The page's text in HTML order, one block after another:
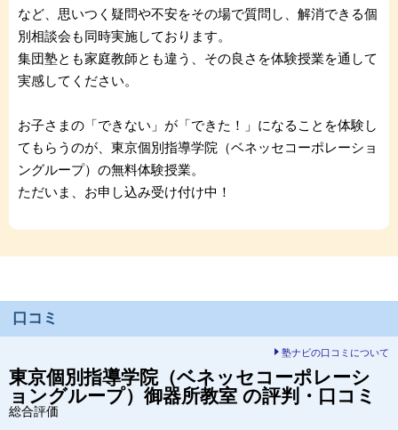
など、思いつく疑問や不安をその場で質問し、解消できる個
別相談会も同時実施しております。
集団塾とも家庭教師とも違う、その良さを体験授業を通して
実感してください。
お子さまの「できない」が「できた！」になることを体験し
てもらうのが、東京個別指導学院（ベネッセコーポレーショ
ングループ）の無料体験授業。
ただいま、お申し込み受け付け中！
口コミ
塾ナビの口コミについて
東京個別指導学院（ベネッセコーポレーシ
ョングループ） 御器所教室 の評判・口コミ
総合評価